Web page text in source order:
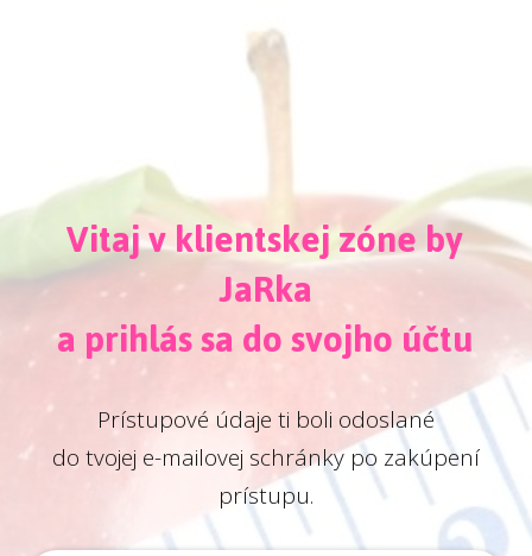
Vitaj v klientskej zóne by
JaRka
a prihlás sa do svojho účtu
Prístupové údaje ti boli odoslané
do tvojej e-mailovej schránky po zakúpení
prístupu.